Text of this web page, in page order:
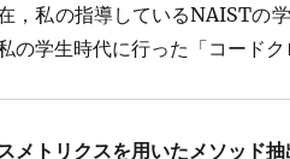
，私の指導しているNAISTの
の学生時代に行った「コード
スメトリクスを用いたメソッド